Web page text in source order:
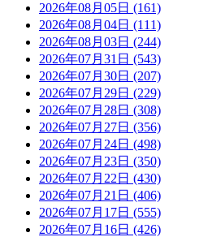
2026年08月05日 (161)
2026年08月04日 (111)
2026年08月03日 (244)
2026年07月31日 (543)
2026年07月30日 (207)
2026年07月29日 (229)
2026年07月28日 (308)
2026年07月27日 (356)
2026年07月24日 (498)
2026年07月23日 (350)
2026年07月22日 (430)
2026年07月21日 (406)
2026年07月17日 (555)
2026年07月16日 (426)